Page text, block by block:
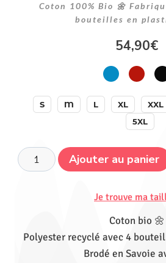
Coton 100% Bio 🌼
bouteilles en
54,90€
S M L XL XXL
5XL
Ajouter au panier
Je trouve ma
Coton bio 🌼
Polyester recyclé avec 4
Brodé en Savoie